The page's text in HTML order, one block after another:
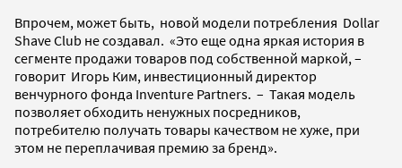
Впрочем, может быть, новой модели потребления Dollar
Shave Club не создавал. «Это еще одна яркая история в
сегменте продажи товаров под собственной маркой, –
говорит Игорь Ким, инвестиционный директор
венчурного фонда Inventure Partners. – Такая модель
позволяет обходить ненужных посредников,
потребителю получать товары качеством не хуже, при
этом не переплачивая премию за бренд».